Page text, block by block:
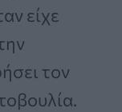
είχε
τον